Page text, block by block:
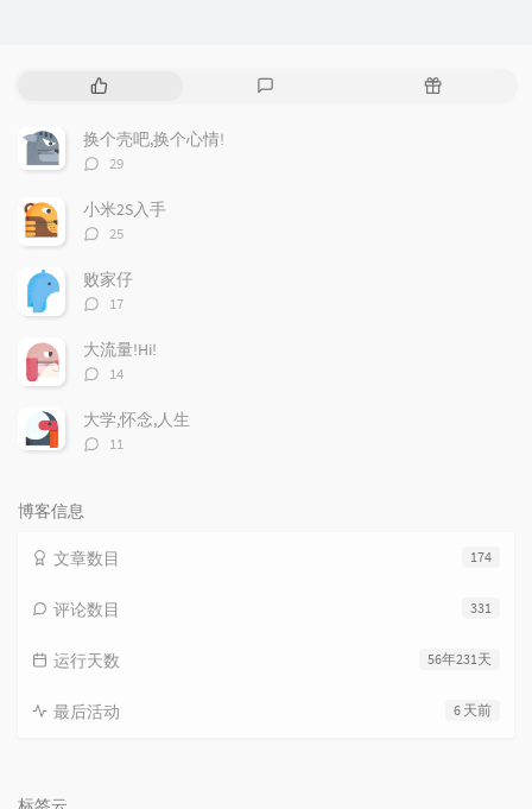
热
文
章
随
换个壳吧,换个心情!
评
数：
29
小米2S入手
评
数：
25
败家仔
评
数：
17
大流量!Hi!
评
数：
14
大学,怀念,人生
评
11
博客信息
174
文章数目
331
评论数目
56年231天
运行天数
6 天前
最后活动